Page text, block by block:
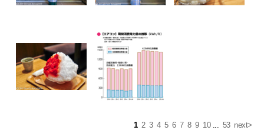
1 2 3 4 5 6 7 8 9 10... 53 next>